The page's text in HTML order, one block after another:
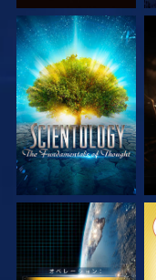
シリーズを探求
観る